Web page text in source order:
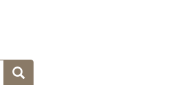
Pencarian